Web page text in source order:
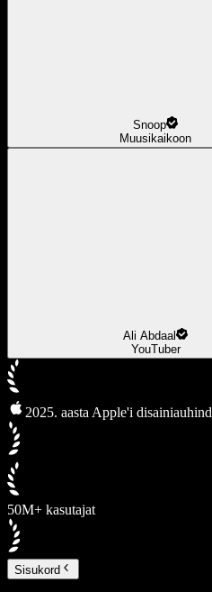
Snoop
Muusikaikoon
Ali Abdaal
YouTuber
2025. aasta Apple'i disainiauhind
50M+ kasutajat
Sisukord